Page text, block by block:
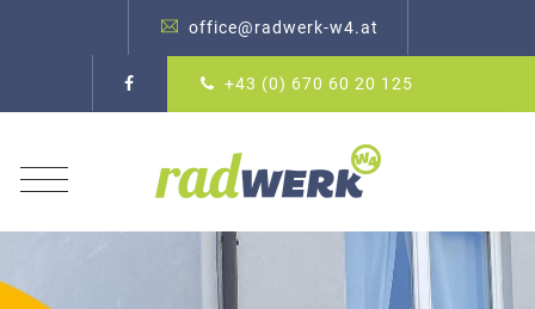
office@radwerk-w4.at
+43 (0) 670 60 20 125